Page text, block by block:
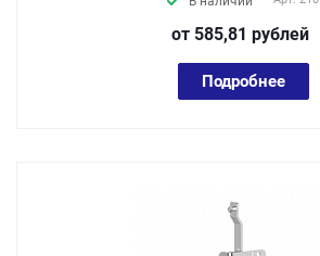
от 585,81 рублей
Подробнее